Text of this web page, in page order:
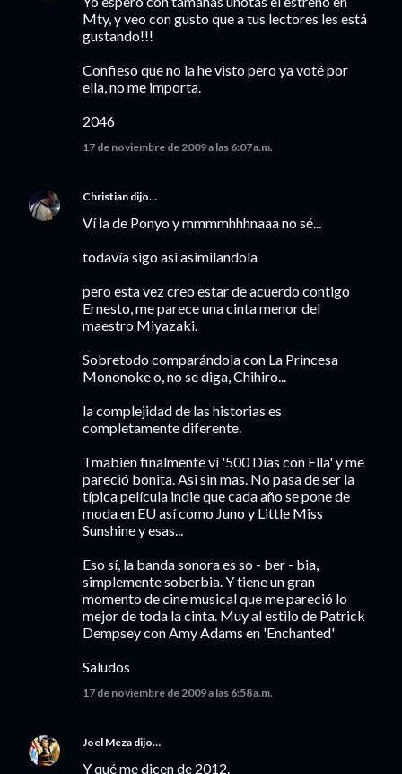
Mty, y veo con gusto que a tus lectores les está
gustando!!!
Confieso que no la he visto pero ya voté por
ella, no me importa.
2046
17 de noviembre de 2009 a las 6:07 a.m.
Christian dijo…
Ví la de Ponyo y mmmmhhhnaaa no sé...
todavía sigo asi asimilandola
pero esta vez creo estar de acuerdo contigo
Ernesto, me parece una cinta menor del
maestro Miyazaki.
Sobretodo comparándola con La Princesa
Mononoke o, no se diga, Chihiro...
la complejidad de las historias es
completamente diferente.
Tmabién finalmente ví '500 Días con Ella' y me
pareció bonita. Asi sin mas. No pasa de ser la
típica película indie que cada año se pone de
moda en EU así como Juno y Little Miss
Sunshine y esas...
Eso sí, la banda sonora es so - ber - bia,
simplemente soberbia. Y tiene un gran
momento de cine musical que me pareció lo
mejor de toda la cinta. Muy al estilo de Patrick
Dempsey con Amy Adams en 'Enchanted'
Saludos
17 de noviembre de 2009 a las 6:58 a.m.
Joel Meza dijo…
Y qué me dicen de 2012.